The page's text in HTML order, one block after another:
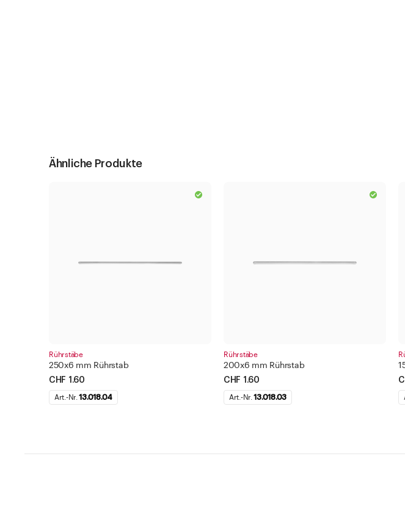
Ähnliche Produkte
Rührstäbe
250x6 mm Rührstab
CHF 1.60
Art.-Nr.13.018.04
Rührstäbe
200x6 mm Rührstab
CHF 1.60
Art.-Nr.13.018.03